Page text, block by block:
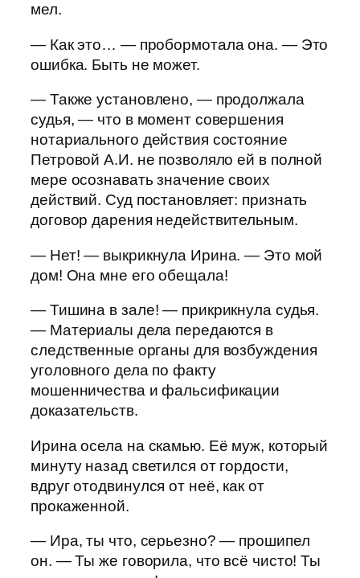
мел.
— Как это… — пробормотала она. — Это
ошибка. Быть не может.
— Также установлено, — продолжала
судья, — что в момент совершения
нотариального действия состояние
Петровой А.И. не позволяло ей в полной
мере осознавать значение своих
действий. Суд постановляет: признать
договор дарения недействительным.
— Нет! — выкрикнула Ирина. — Это мой
дом! Она мне его обещала!
— Тишина в зале! — прикрикнула судья.
— Материалы дела передаются в
следственные органы для возбуждения
уголовного дела по факту
мошенничества и фальсификации
доказательств.
Ирина осела на скамью. Её муж, который
минуту назад светился от гордости,
вдруг отодвинулся от неё, как от
прокаженной.
— Ира, ты что, серьезно? — прошипел
он. — Ты же говорила, что всё чисто! Ты